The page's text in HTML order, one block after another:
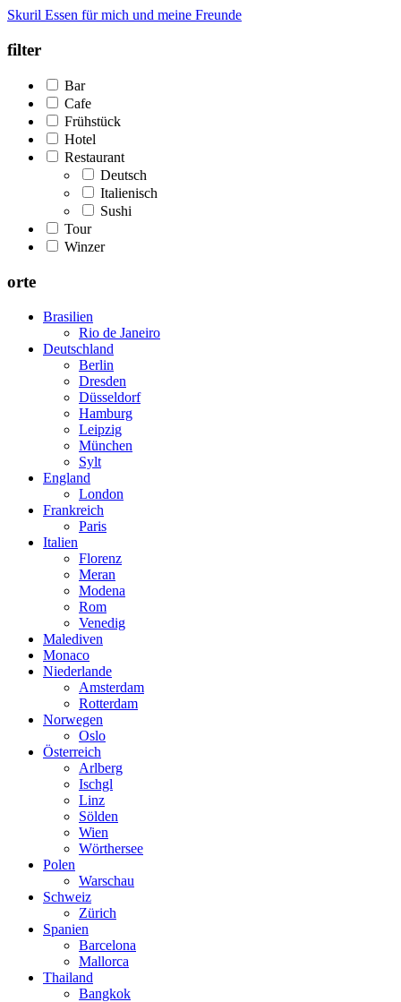
Skuril Essen für mich und meine Freunde
filter
Bar
Cafe
Frühstück
Hotel
Restaurant
Deutsch
Italienisch
Sushi
Tour
Winzer
orte
Brasilien
Rio de Janeiro
Deutschland
Berlin
Dresden
Düsseldorf
Hamburg
Leipzig
München
Sylt
England
London
Frankreich
Paris
Italien
Florenz
Meran
Modena
Rom
Venedig
Malediven
Monaco
Niederlande
Amsterdam
Rotterdam
Norwegen
Oslo
Österreich
Arlberg
Ischgl
Linz
Sölden
Wien
Wörthersee
Polen
Warschau
Schweiz
Zürich
Spanien
Barcelona
Mallorca
Thailand
Bangkok